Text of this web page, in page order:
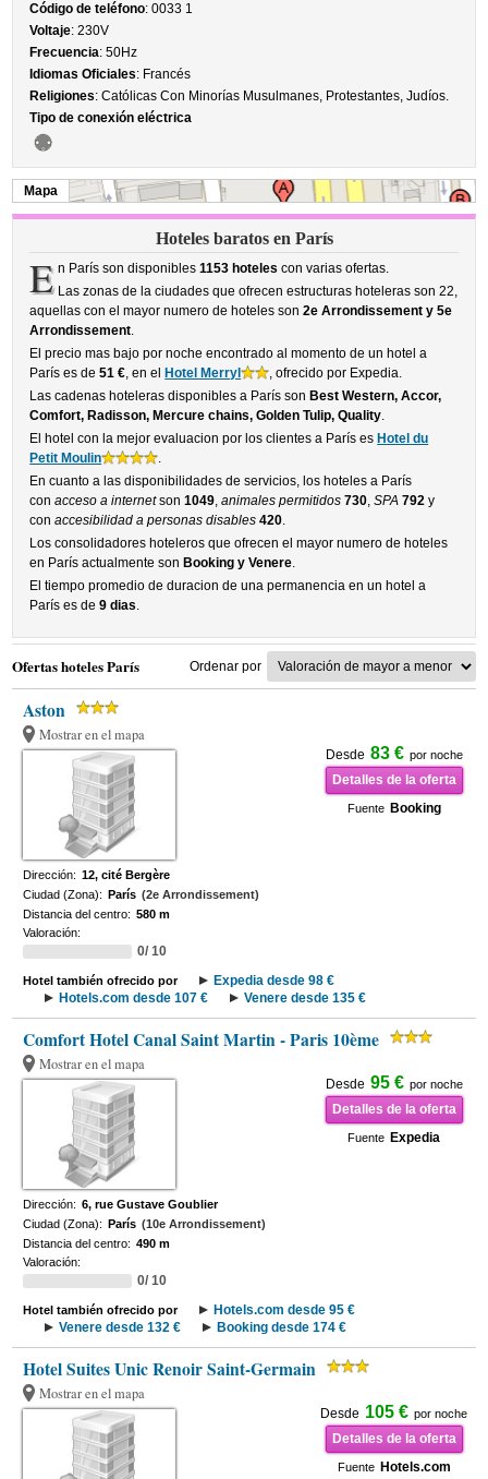
Código de teléfono: 0033 1
Voltaje: 230V
Frecuencia: 50Hz
Idiomas Oficiales: Francés
Religiones: Católicas Con Minorías Musulmanes, Protestantes, Judíos.
Tipo de conexión eléctrica
Mapa
Hoteles baratos en París
E n París son disponibles 1153 hoteles con varias ofertas.
Las zonas de la ciudades que ofrecen estructuras hoteleras son 22,
aquellas con el mayor numero de hoteles son2e Arrondissement y 5e
Arrondissement.
El precio mas bajo por noche encontrado al momento de un hotel a
París es de51 €, en el Hotel Merryl
, ofrecido por Expedia.
Las cadenas hoteleras disponibles a París son Best Western, Accor,
Comfort, Radisson, Mercure chains, Golden Tulip, Quality.
El hotel con la mejor evaluacion por los clientes a París es Hotel du
Petit Moulin
.
En cuanto a las disponibilidades de servicios, los hoteles a París
conacceso a internetson1049,animales permitidos 730,SPA 792 y
conaccesibilidad a personas disables 420.
Los consolidadores hoteleros que ofrecen el mayor numero de hoteles
en París actualmente son Booking y Venere.
El tiempo promedio de duracion de una permanencia en un hotel a
París es de9 dias.
Ofertas hoteles París Ordenar por
Aston
Mostrar en el mapa
Desde 83 € por noche
Detalles de la oferta
Fuente Booking
Dirección: 12, cité Bergère
Ciudad (Zona): París (2e Arrondissement)
Distancia del centro: 580 m
Valoración:
0/ 10
Hotel también ofrecido por
Expedia desde 98 €
Hotels.com desde 107 €
Venere desde 135 €
Comfort Hotel Canal Saint Martin - Paris 10ème
Mostrar en el mapa
Desde 95 € por noche
Detalles de la oferta
Fuente Expedia
Dirección: 6, rue Gustave Goublier
Ciudad (Zona): París (10e Arrondissement)
Distancia del centro: 490 m
Valoración:
0/ 10
Hotel también ofrecido por
Hotels.com desde 95 €
Venere desde 132 €
Booking desde 174 €
Hotel Suites Unic Renoir Saint-Germain
Mostrar en el mapa
Desde 105 € por noche
Detalles de la oferta
Fuente Hotels.com